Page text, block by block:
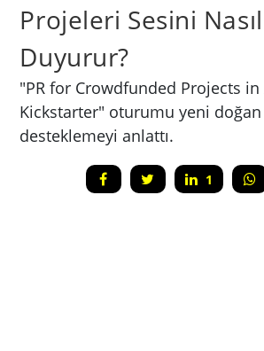
Projeleri Sesini Nasıl
Duyurur?
"PR for Crowdfunded Projects in
Kickstarter" oturumu yeni
desteklemeyi anlattı.
1